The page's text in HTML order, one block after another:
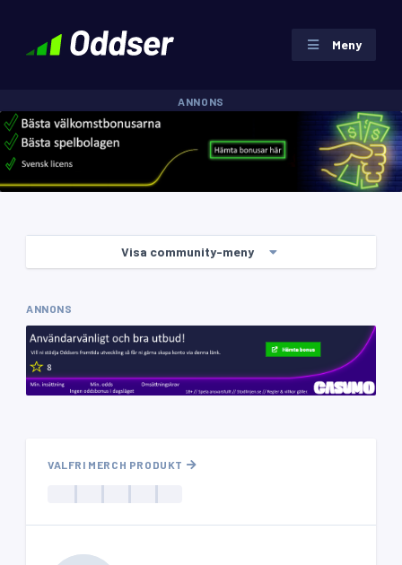
Meny
ANNONS
Visa community-meny
ANNONS
VALFRI MERCH PRODUKT